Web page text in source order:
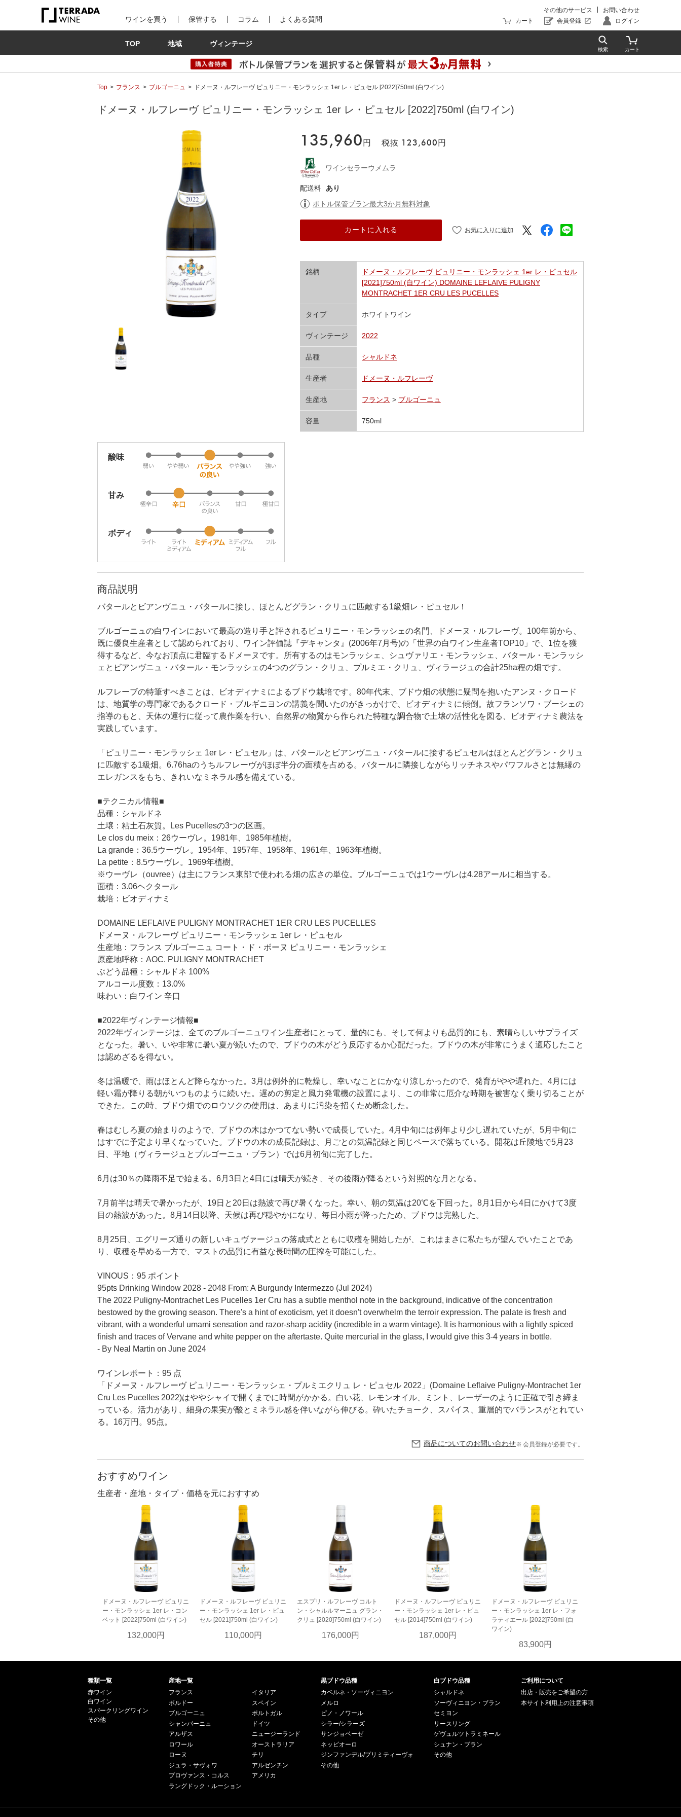
ワインを買う 保管する コラム よくある質問
その他のサービス
お問い合わせ
カート
会員登録 ログイン
TOP 地域 ヴィンテージ
Top フランス ブルゴーニュ ドメーヌ・ルフレーヴ ピュリニー・モンラッシェ 1er レ・ピュセル [2022]750ml (白ワイン)
ドメーヌ・ルフレーヴ ピュリニー・モンラッシェ 1er レ・ピュセル [2022]750ml (白ワイン)
135,960 円 税抜 123,600 円
ワインセラーウメムラ
配送料
あり
ボトル保管プラン最大3か月無料対象
カートに入れる
銘柄
ドメーヌ・ルフレーヴ ピュリニー・モンラッシェ 1er レ・ピュセル
[2021]750ml (白ワイン) DOMAINE LEFLAIVE PULIGNY
MONTRACHET 1ER CRU LES PUCELLES
タイプ ホワイトワイン
ヴィンテージ 2022
品種 シャルドネ
生産者 ドメーヌ・ルフレーヴ
生産地 フランス > ブルゴーニュ
容量 750ml
酸味
甘み
ボディ
商品説明
バタールとビアンヴニュ・バタールに接し、ほとんどグラン・クリュに匹敵する1級畑レ・ピュセル！
ブルゴーニュの白ワインにおいて最高の造り手と評されるピュリニー・モンラッシェの名門、ドメーヌ・ルフレーヴ。100年前から、
既に優良生産者として認められており、ワイン評価誌『デキャンタ』(2006年7月号)の「世界の白ワイン生産者TOP10」で、1位を獲
得するなど、今なお頂点に君臨するドメーヌです。所有するのはモンラッシェ、シュヴァリエ・モンラッシェ、バタール・モンラッシ
ェとビアンヴニュ・バタール・モンラッシェの4つのグラン・クリュ、プルミエ・クリュ、ヴィラージュの合計25ha程の畑です。
ルフレーブの特筆すべきことは、ビオディナミによるブドウ栽培です。80年代末、ブドウ畑の状態に疑問を抱いたアンヌ・クロード
は、地質学の専門家であるクロード・ブルギニヨンの講義を聞いたのがきっかけで、ビオディナミに傾倒。故フランソワ・ブーシェの
指導のもと、天体の運行に従って農作業を行い、自然界の物質から作られた特種な調合物で土壌の活性化を図る、ビオディナミ農法を
実践しています。
「ピュリニー・モンラッシェ 1er レ・ピュセル」は、バタールとビアンヴニュ・バタールに接するピュセルはほとんどグラン・クリュ
に匹敵する1級畑。6.76haのうちルフレーヴがほぼ半分の面積を占める。バタールに隣接しながらリッチネスやパワフルさとは無縁の
エレガンスをもち、きれいなミネラル感を備えている。
■テクニカル情報■
品種：シャルドネ
土壌：粘土石灰質。Les Pucellesの3つの区画。
Le clos du meix：26ウーヴレ。1981年、1985年植樹。
La grande：36.5ウーヴレ。1954年、1957年、1958年、1961年、1963年植樹。
La petite：8.5ウーヴレ。1969年植樹。
※ウーヴレ（ouvree）は主にフランス東部で使われる畑の広さの単位。ブルゴーニュでは1ウーヴレは4.28アールに相当する。
面積：3.06ヘクタール
栽培：ビオディナミ
DOMAINE LEFLAIVE PULIGNY MONTRACHET 1ER CRU LES PUCELLES
ドメーヌ・ルフレーヴ ピュリニー・モンラッシェ 1er レ・ピュセル
生産地：フランス ブルゴーニュ コート・ド・ボーヌ ピュリニー・モンラッシェ
原産地呼称：AOC. PULIGNY MONTRACHET
ぶどう品種：シャルドネ 100%
アルコール度数：13.0%
味わい：白ワイン 辛口
■2022年ヴィンテージ情報■
2022年ヴィンテージは、全てのブルゴーニュワイン生産者にとって、量的にも、そして何よりも品質的にも、素晴らしいサプライズ
となった。暑い、いや非常に暑い夏が続いたので、ブドウの木がどう反応するか心配だった。ブドウの木が非常にうまく適応したこと
は認めざるを得ない。
冬は温暖で、雨はほとんど降らなかった。3月は例外的に乾燥し、幸いなことにかなり涼しかったので、発育がやや遅れた。4月には
軽い霜が降りる朝がいつものように続いた。遅めの剪定と風力発電機の設置により、この非常に厄介な時期を被害なく乗り切ることが
できた。この時、ブドウ畑でのロウソクの使用は、あまりに汚染を招くため断念した。
春はむしろ夏の始まりのようで、ブドウの木はかつてない勢いで成長していた。4月中旬には例年より少し遅れていたが、5月中旬に
はすでに予定より早くなっていた。ブドウの木の成長記録は、月ごとの気温記録と同じペースで落ちている。開花は丘陵地で5月23
日、平地（ヴィラージュとブルゴーニュ・ブラン）では6月初旬に完了した。
6月は30％の降雨不足で始まる。6月3日と4日には晴天が続き、その後雨が降るという対照的な月となる。
7月前半は晴天で暑かったが、19日と20日は熱波で再び暑くなった。幸い、朝の気温は20℃を下回った。8月1日から4日にかけて3度
目の熱波があった。8月14日以降、天候は再び穏やかになり、毎日小雨が降ったため、ブドウは完熟した。
8月25日、エグリーズ通りの新しいキュヴァージュの落成式とともに収穫を開始したが、これはまさに私たちが望んでいたことであ
り、収穫を早める一方で、マストの品質に有益な長時間の圧搾を可能にした。
VINOUS：95 ポイント
95pts Drinking Window 2028 - 2048 From: A Burgundy Intermezzo (Jul 2024)
The 2022 Puligny-Montrachet Les Pucelles 1er Cru has a subtle menthol note in the background, indicative of the concentration
bestowed by the growing season. There's a hint of exoticism, yet it doesn't overwhelm the terroir expression. The palate is fresh and
vibrant, with a wonderful umami sensation and razor-sharp acidity (incredible in a warm vintage). It is harmonious with a lightly spiced
finish and traces of Vervane and white pepper on the aftertaste. Quite mercurial in the glass, I would give this 3-4 years in bottle.
- By Neal Martin on June 2024
ワインレポート：95 点
「ドメーヌ・ルフレーヴ ピュリニー・モンラッシェ・プルミエクリュ レ・ピュセル 2022」(Domaine Leflaive Puligny-Montrachet 1er
Cru Les Pucelles 2022)はややシャイで開くまでに時間がかかる。白い花、レモンオイル、ミント、レーザーのように正確で引き締ま
っている。活力があり、細身の果実が酸とミネラル感を伴いながら伸びる。砕いたチョーク、スパイス、重層的でバランスがとれてい
る。16万円。95点。
商品についてのお問い合わせ 会員登録が必要です。
おすすめワイン
生産者・産地・タイプ・価格を元におすすめ
ドメーヌ・ルフレーヴ ピュリニ
ー・モンラッシェ 1er レ・コン
ベット [2022]750ml (白ワイン)
132,000円
ドメーヌ・ルフレーヴ ピュリニ
ー・モンラッシェ 1er レ・ピュ
セル [2021]750ml (白ワイン)
110,000円
エスプリ・ルフレーヴ コルト
ン・シャルルマーニュ グラン・
クリュ [2020]750ml (白ワイン)
176,000円
ドメーヌ・ルフレーヴ ピュリニ
ー・モンラッシェ 1er レ・ピュ
セル [2014]750ml (白ワイン)
187,000円
ドメーヌ・ルフレーヴ ピュリニ
ー・モンラッシェ 1er レ・フォ
ラティエール [2022]750ml (白
ワイン)
83,900円
種類一覧
赤ワイン
白ワイン
スパークリングワイン
その他
産地一覧
フランス
ボルドー
ブルゴーニュ
シャンパーニュ
アルザス
ロワール
ローヌ
ジュラ・サヴォワ
プロヴァンス・コルス
ラングドック・ルーション
イタリア
スペイン
ポルトガル
ドイツ
ニュージーランド
オーストラリア
チリ
アルゼンチン
アメリカ
黒ブドウ品種
カベルネ・ソーヴィニヨン
メルロ
ピノ・ノワール
シラー/シラーズ
サンジョベーゼ
ネッビオーロ
ジンファンデル/プリミティーヴォ
その他
白ブドウ品種
シャルドネ
ソーヴィニヨン・ブラン
セミヨン
リースリング
ゲヴュルツトラミネール
シュナン・ブラン
その他
ご利用について
出店・販売をご希望の方
本サイト利用上の注意事項